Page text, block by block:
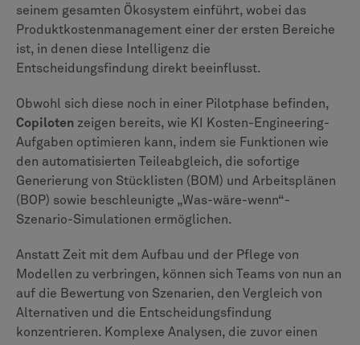
seinem gesamten Ökosystem einführt, wobei das
Produktkostenmanagement einer der ersten Bereiche
ist, in denen diese Intelligenz die
Entscheidungsfindung direkt beeinflusst.
Obwohl sich diese noch in einer Pilotphase befinden,
Copiloten zeigen bereits, wie KI Kosten-Engineering-
Aufgaben optimieren kann, indem sie Funktionen wie
den automatisierten Teileabgleich, die sofortige
Generierung von Stücklisten (BOM) und Arbeitsplänen
(BOP) sowie beschleunigte „Was-wäre-wenn“-
Szenario-Simulationen ermöglichen.
Anstatt Zeit mit dem Aufbau und der Pflege von
Modellen zu verbringen, können sich Teams von nun an
auf die Bewertung von Szenarien, den Vergleich von
Alternativen und die Entscheidungsfindung
konzentrieren. Komplexe Analysen, die zuvor einen